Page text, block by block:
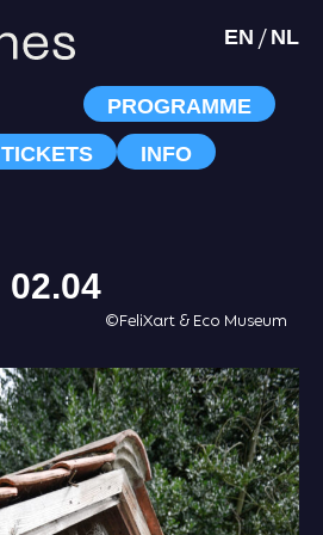
PROGRAMME
TICKETS
INFO
EN / NL
02.04
©FeliXart & Eco Museum